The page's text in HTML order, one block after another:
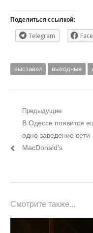
Поделиться ссылкой:
Telegram
выставки выходные
Навигация
записям
Предыдущие
Предыдущий
пост:
В Одессе появится
одно заведение сети
MacDonald’s
Смотрите также...